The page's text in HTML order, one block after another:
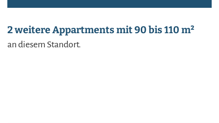
2 weitere Appartments mit 90 bis 110 m²
an diesem Standort.